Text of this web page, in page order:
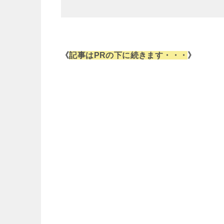
《記事はPRの下に続きます・・・ 》